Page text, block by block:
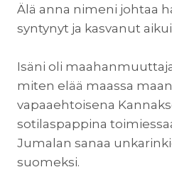
Älä anna nimeni johtaa
syntynyt ja kasvanut
Isäni oli
miten elää maassa
vapaaehtoisena
sotilaspappina
Jumalan sanaa
suomeksi.